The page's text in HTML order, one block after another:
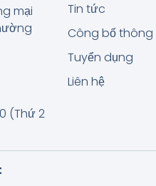
mại
(Thứ 2
Tin tức
Công bố thông
Tuyển dụng
Liên hệ